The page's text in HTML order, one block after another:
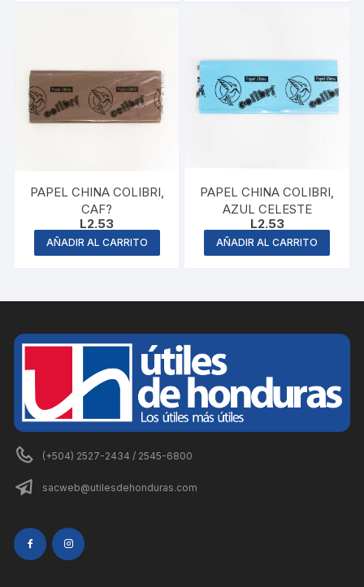
PAPEL CHINA COLIBRI,
CAF?
L2.53
AÑADIR AL CARRITO
PAPEL CHINA COLIBRI,
AZUL CELESTE
L2.53
AÑADIR AL CARRITO
(+504) 2527-2434 / 2545-6800
sacweb@utilesdehonduras.com